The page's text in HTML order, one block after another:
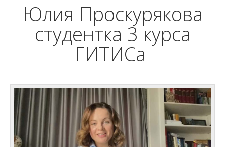
Юлия Проскурякова
студентка 3 курса
ГИТИСа